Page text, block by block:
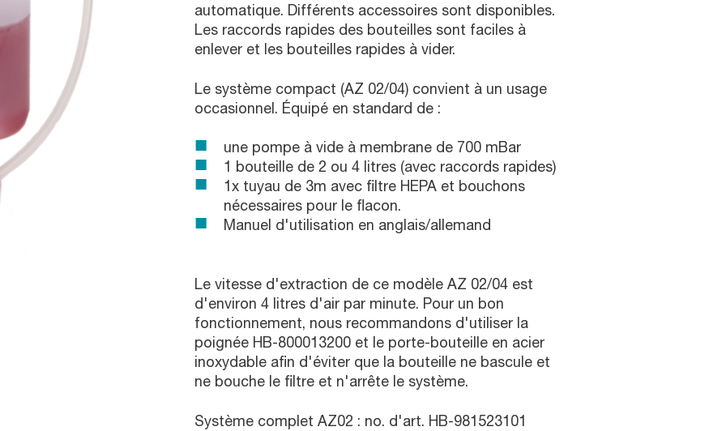
automatique. Différents accessoires sont disponibles.
Les raccords rapides des bouteilles sont faciles à
enlever et les bouteilles rapides à vider.
Le système compact (AZ 02/04) convient à un usage
occasionnel. Équipé en standard de :
une pompe à vide à membrane de 700 mBar
1 bouteille de 2 ou 4 litres (avec raccords rapides)
1x tuyau de 3m avec filtre HEPA et bouchons
nécessaires pour le flacon.
Manuel d'utilisation en anglais/allemand
Le vitesse d'extraction de ce modèle AZ 02/04 est
d'environ 4 litres d'air par minute. Pour un bon
fonctionnement, nous recommandons d'utiliser la
poignée HB-800013200 et le porte-bouteille en acier
inoxydable afin d'éviter que la bouteille ne bascule et
ne bouche le filtre et n'arrête le système.
Système complet AZ02 : no. d'art. HB-981523101